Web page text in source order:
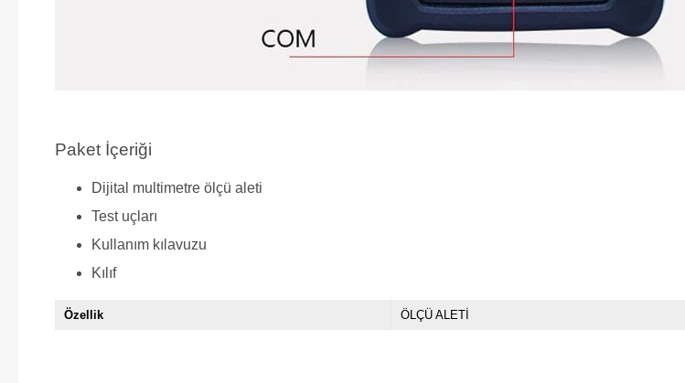
Paket İçeriği
Dijital multimetre ölçü aleti
Test uçları
Kullanım kılavuzu
Kılıf
Özellik ÖLÇÜ ALETİ